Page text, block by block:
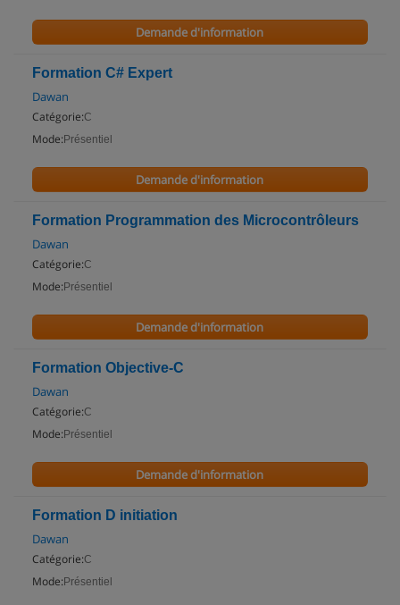
Demande d'information
Formation C# Expert
Dawan
Catégorie:C
Mode: Présentiel
Demande d'information
Formation Programmation des Microcontrôleurs
Dawan
Catégorie:C
Mode: Présentiel
Demande d'information
Formation Objective-C
Dawan
Catégorie:C
Mode: Présentiel
Demande d'information
Formation D initiation
Dawan
Catégorie:C
Mode: Présentiel